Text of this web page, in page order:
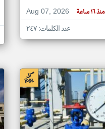
Aug 07, 2026
منذ ١٦ ساعة
عدد الكلمات: ٢٤٧